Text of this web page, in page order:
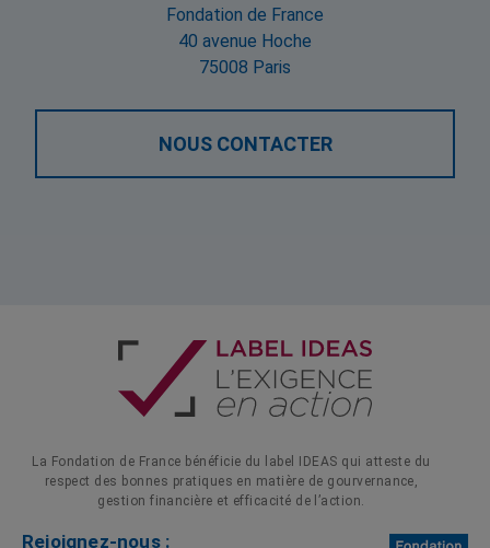
Fondation de France
40 avenue Hoche
75008 Paris
NOUS CONTACTER
La Fondation de France bénéficie du label IDEAS qui atteste du
respect des bonnes pratiques en matière de gourvernance,
gestion financière et efficacité de l’action.
Rejoignez-nous